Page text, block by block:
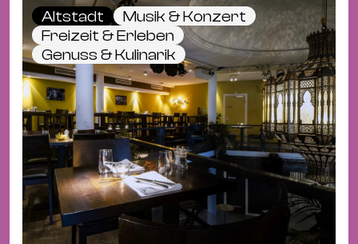
Altstadt
Musik & Konzert
Freizeit & Erleben
Genuss & Kulinarik